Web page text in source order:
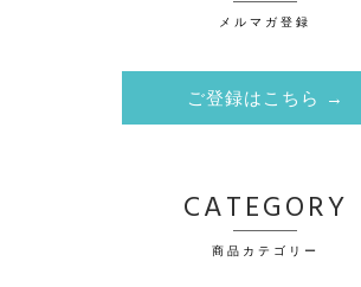
メルマガ登録
ご登録はこちら →
CATEGORY
商品カテゴリー